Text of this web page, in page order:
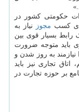
حکومتی کشور در
کسب مجوز
نیاز به
رابط بسیار قوی بین
باید متوجه ضرورت
به روز شدن و
تجاری نیز باید
بر حوزه تجارت در